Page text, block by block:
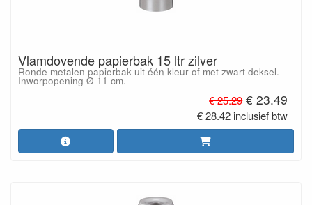
Vlamdovende papierbak 15 ltr zilver
Ronde metalen papierbak uit één kleur of met zwart deksel.
Inworpopening Ø 11 cm.
€ 25.29 € 23.49
€ 28.42 inclusief btw